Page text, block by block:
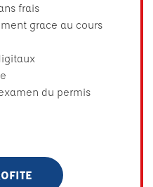
frais
grace au cours
du permis